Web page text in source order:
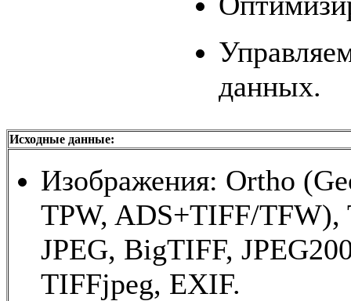
данных.
Исходные данные:
Изображения: Ortho
TPW, ADS+TIFF/TFW),
JPEG, BigTIFF,
TIFFjpeg, EXIF.